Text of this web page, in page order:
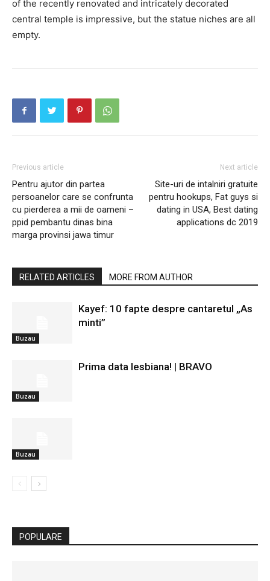
of the recently renovated and intricately decorated
central temple is impressive, but the statue niches are all
empty.
Previous article
Pentru ajutor din partea
persoanelor care se confrunta
cu pierderea a mii de oameni –
ppid pembantu dinas bina
marga provinsi jawa timur
Next article
Site-uri de intalniri gratuite
pentru hookups, Fat guys si
dating in USA, Best dating
applications dc 2019
RELATED ARTICLES MORE FROM AUTHOR
Buzau
Kayef: 10 fapte despre cantaretul „As
minti”
Buzau
Prima data lesbiana! | BRAVO
Buzau
POPULARE